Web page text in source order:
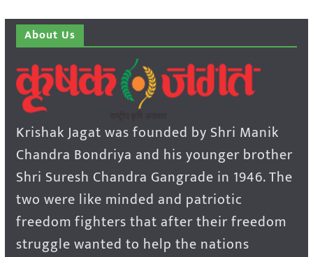
About Us
Krishak Jagat was founded by Shri Manik
Chandra Bondriya and his younger brother
Shri Suresh Chandra Gangrade in 1946. The
two were like minded and patriotic
freedom fighters that after their freedom
struggle wanted to help the nations